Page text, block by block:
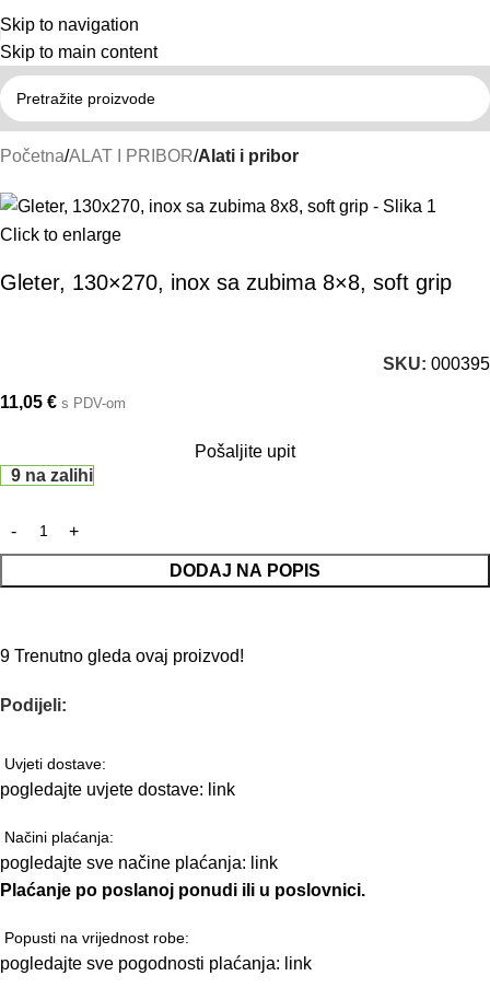
Skip to navigation
Skip to main content
Početna ALAT I PRIBOR Alati i pribor
Click to enlarge
Gleter, 130×270, inox sa zubima 8×8, soft grip
SKU: 000395
11,05 € s PDV-om
Pošaljite upit
9 na zalihi
DODAJ NA POPIS
9 Trenutno gleda ovaj proizvod!
Podijeli:
Uvjeti dostave:
pogledajte uvjete dostave: link
Načini plaćanja:
pogledajte sve načine plaćanja: link
Plaćanje po poslanoj ponudi ili u poslovnici.
Popusti na vrijednost robe:
pogledajte sve pogodnosti plaćanja: link